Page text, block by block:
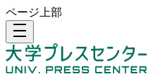
ページ上部
density_medium